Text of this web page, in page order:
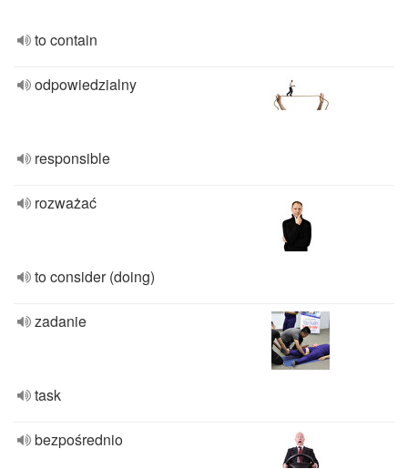
to contain
odpowiedzialny
responsible
rozważać
to consider (doing)
zadanie
task
bezpośrednio